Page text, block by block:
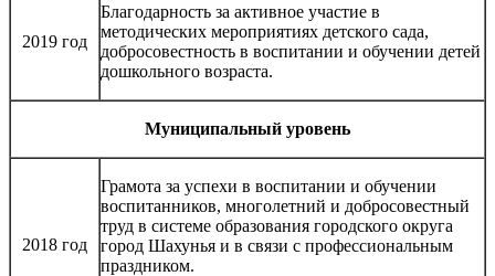
2019 год
Благодарность за активное участие в
методических мероприятиях детского сада,
добросовестность в воспитании и обучении детей
дошкольного возраста.
Муниципальный уровень
2018 год
Грамота за успехи в воспитании и обучении
воспитанников, многолетний и добросовестный
труд в системе образования городского округа
город Шахунья и в связи с профессиональным
праздником.